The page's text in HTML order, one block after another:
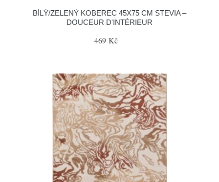
BÍLÝ/ZELENÝ KOBEREC 45X75 CM STEVIA –
DOUCEUR D'INTÉRIEUR
469 Kč